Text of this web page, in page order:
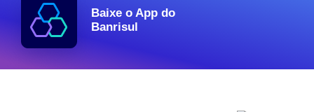
Baixe o App do
Banrisul